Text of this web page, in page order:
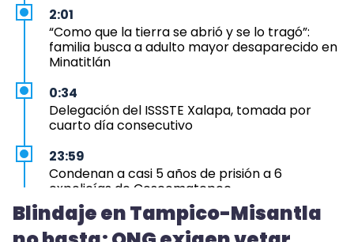
2:01
“Como que la tierra se abrió y se lo tragó”:
familia busca a adulto mayor desaparecido en
Minatitlán
0:34
Delegación del ISSSTE Xalapa, tomada por
cuarto día consecutivo
23:59
Condenan a casi 5 años de prisión a 6
expolicías de Coscomatepec
23:12
Aprueba Congreso Declaraciones de
Blindaje en Tampico-Misantla